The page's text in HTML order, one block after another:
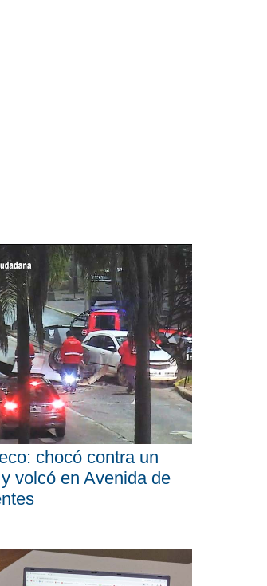
chocó contra un
volcó en Avenida de